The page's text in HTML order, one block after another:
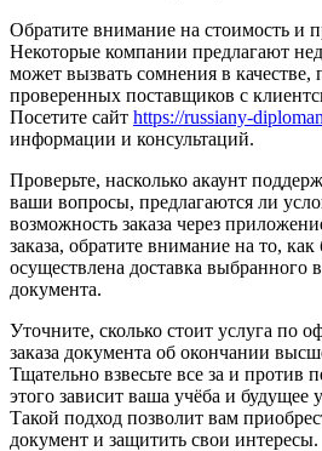
Обратите внимание на стоимость и
Некоторые компании предлагают
может вызвать сомнения в
проверенных поставщиков с
Посетите сайт https://russiany-
информации и консультаций.
Проверьте, насколько акаунт
ваши вопросы, предлагаются ли
возможность заказа через
заказа, обратите внимание на то, как
осуществлена доставка выбранного
документа.
Уточните, сколько стоит услуга по
заказа документа об окончании
Тщательно взвесьте все за и против
этого зависит ваша учёба и будущее
Такой подход позволит вам
документ и защитить свои интересы.